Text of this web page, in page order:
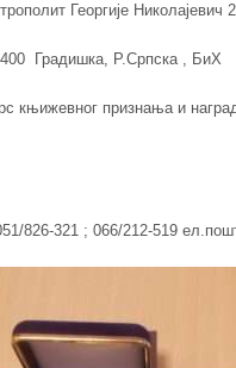
Николајевич
Р.Српска , БиХ
књижевног признања и
826-321 ; 066/212-519